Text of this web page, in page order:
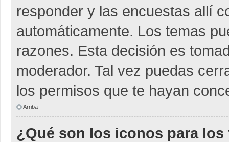
responder y las encuestas allí
automáticamente. Los temas
razones. Esta decisión es
moderador. Tal vez puedas
los permisos que te hayan
Arriba
¿Qué son los iconos para los